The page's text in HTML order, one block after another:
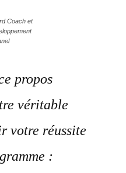
Coach et
propos
véritable
votre réussite
: